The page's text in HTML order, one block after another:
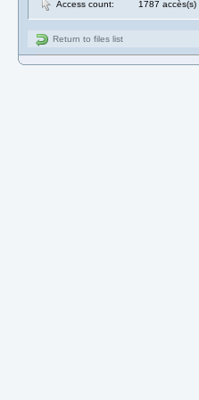
Access count:
1787 accès(s)
Return to files list